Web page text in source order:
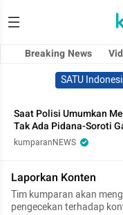
Breaking News
SATU
Saat Polisi Umumkan
Tak Ada Pidana-Soroti
kumparanNEWS
Laporkan Konten
Tim kumparan akan
pengecekan terhadap